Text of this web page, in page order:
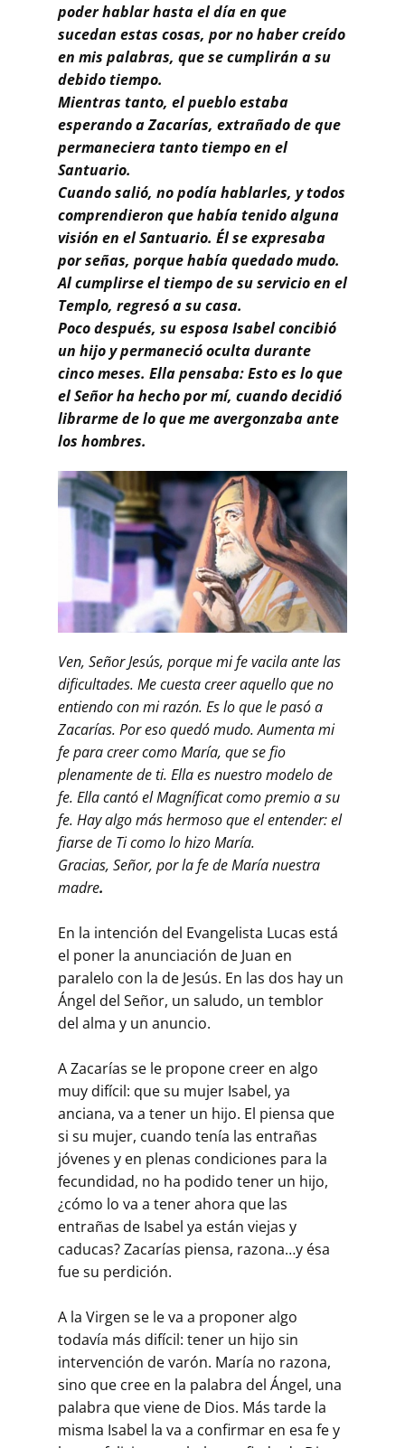
poder hablar hasta el día en que
sucedan estas cosas, por no haber creído
en mis palabras, que se cumplirán a su
debido tiempo.
Mientras tanto, el pueblo estaba
esperando a Zacarías, extrañado de que
permaneciera tanto tiempo en el
Santuario.
Cuando salió, no podía hablarles, y todos
comprendieron que había tenido alguna
visión en el Santuario. Él se expresaba
por señas, porque había quedado mudo.
Al cumplirse el tiempo de su servicio en el
Templo, regresó a su casa.
Poco después, su esposa Isabel concibió
un hijo y permaneció oculta durante
cinco meses. Ella pensaba: Esto es lo que
el Señor ha hecho por mí, cuando decidió
librarme de lo que me avergonzaba ante
los hombres.
Ven, Señor Jesús, porque mi fe vacila ante las
dificultades. Me cuesta creer aquello que no
entiendo con mi razón. Es lo que le pasó a
Zacarías. Por eso quedó mudo. Aumenta mi
fe para creer como María, que se fio
plenamente de ti. Ella es nuestro modelo de
fe. Ella cantó el Magníficat como premio a su
fe. Hay algo más hermoso que el entender: el
fiarse de Ti como lo hizo María.
Gracias, Señor, por la fe de María nuestra
madre.
En la intención del Evangelista Lucas está
el poner la anunciación de Juan en
paralelo con la de Jesús. En las dos hay un
Ángel del Señor, un saludo, un temblor
del alma y un anuncio.
A Zacarías se le propone creer en algo
muy difícil: que su mujer Isabel, ya
anciana, va a tener un hijo. El piensa que
si su mujer, cuando tenía las entrañas
jóvenes y en plenas condiciones para la
fecundidad, no ha podido tener un hijo,
¿cómo lo va a tener ahora que las
entrañas de Isabel ya están viejas y
caducas? Zacarías piensa, razona…y ésa
fue su perdición.
A la Virgen se le va a proponer algo
todavía más difícil: tener un hijo sin
intervención de varón. María no razona,
sino que cree en la palabra del Ángel, una
palabra que viene de Dios. Más tarde la
misma Isabel la va a confirmar en esa fe y